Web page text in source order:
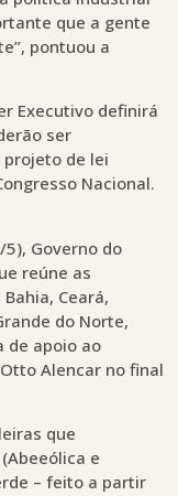
que a gente
pontuou a
Executivo definirá
ser
de lei
Nacional.
Governo do
reúne as
Ceará,
do Norte,
de apoio ao
Alencar no final
que
e
– feito a partir